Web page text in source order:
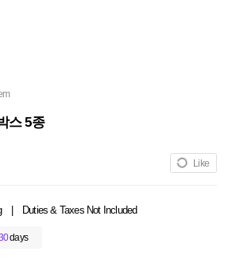
스 5종
Like
Duties & Taxes Not Included
days